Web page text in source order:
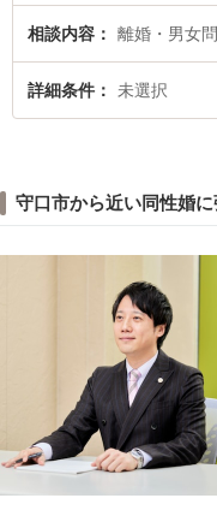
相談内容 離婚・男女
詳細条件 未選択
守口市から近い同性婚